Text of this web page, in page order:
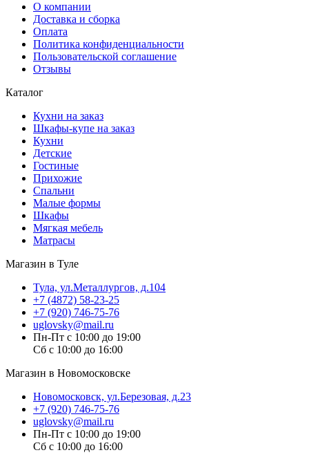
О компании
Доставка и сборка
Оплата
Политика конфиденциальности
Пользовательской соглашение
Отзывы
Каталог
Кухни на заказ
Шкафы-купе на заказ
Кухни
Детские
Гостиные
Прихожие
Спальни
Малые формы
Шкафы
Мягкая мебель
Матрасы
Магазин в Туле
Тула, ул.Металлургов, д.104
+7 (4872) 58-23-25
+7 (920) 746-75-76
uglovsky@mail.ru
Пн-Пт с 10:00 до 19:00
Сб с 10:00 до 16:00
Магазин в Новомосковске
Новомосковск, ул.Березовая, д.23
+7 (920) 746-75-76
uglovsky@mail.ru
Пн-Пт с 10:00 до 19:00
Сб с 10:00 до 16:00